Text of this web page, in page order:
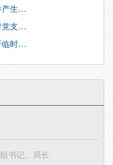
产生…
党支…
临时…
书记、局长